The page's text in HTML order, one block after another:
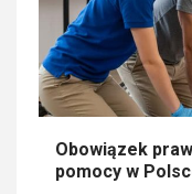
Obowiązek
pomocy w